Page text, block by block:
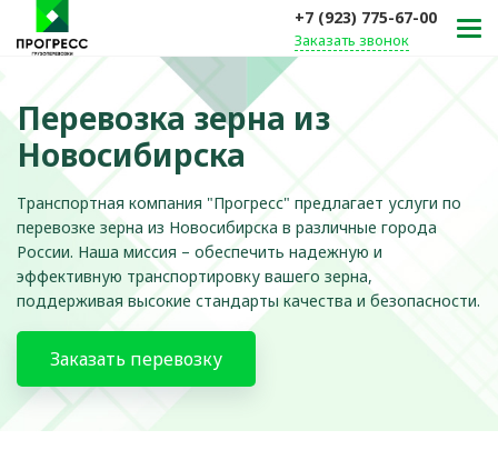
+7 (923) 775-67-00
Заказать звонок
Перевозка зерна из
Новосибирска
Транспортная компания "Прогресс" предлагает услуги по
перевозке зерна из Новосибирска в различные города
России. Наша миссия – обеспечить надежную и
эффективную транспортировку вашего зерна,
поддерживая высокие стандарты качества и безопасности.
Заказать перевозку